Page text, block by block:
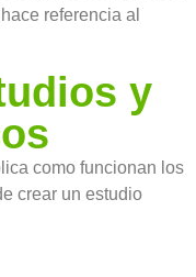
referencia al
y
como funcionan los
crear un estudio